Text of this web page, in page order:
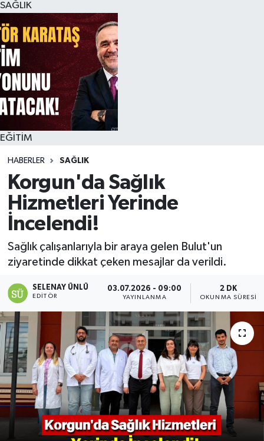
SAĞLIK
EĞİTİM
HABERLER SAĞLIK
Korgun'da Sağlık
Hizmetleri Yerinde
İncelendi!
Sağlık çalışanlarıyla bir araya gelen Bulut'un
ziyaretinde dikkat çeken mesajlar da verildi.
SELENAY ÜNLÜ
EDITÖR
03.07.2026 - 09:00
YAYINLANMA
2 DK
OKUNMA SÜRESI